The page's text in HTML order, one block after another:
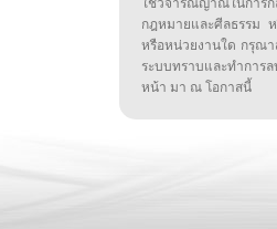
ใช้วิจารณญาณในกา
กฎหมายและศีลธรรม
หรือหน่วยงานใด กรุณา
ระบบทราบและทำกา
หน้า มา ณ โอกาสนี้